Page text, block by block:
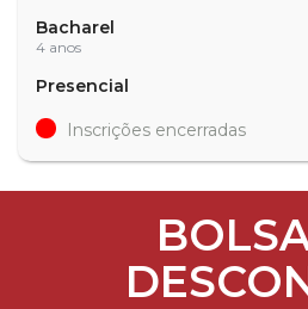
Bacharel
4 anos
Presencial
Inscrições encerradas